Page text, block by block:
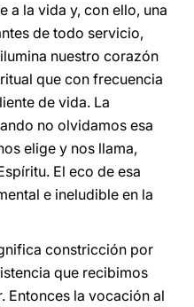
a la vida y, con ello, una
de todo servicio,
nuestro corazón
que con frecuencia
de vida. La
no olvidamos esa
elige y nos llama,
El eco de esa
e ineludible en la
constricción por
que recibimos
Entonces la vocación al